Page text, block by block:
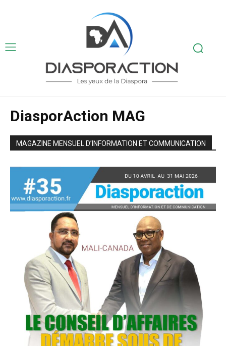
DiasporAction MAG
MAGAZINE MENSUEL D’INFORMATION ET COMMUNICATION